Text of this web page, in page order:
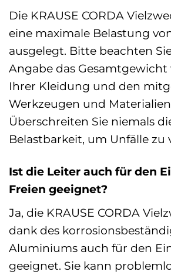
Die KRAUSE CORDA
eine maximale Belastung
ausgelegt. Bitte beachten
Angabe das Gesamtgewicht
Ihrer Kleidung und den
Werkzeugen und
Überschreiten Sie niemals
Belastbarkeit, um Unfälle zu
Ist die Leiter auch für den
Freien geeignet?
Ja, die KRAUSE CORDA
dank des
Aluminiums auch für den
geeignet. Sie kann